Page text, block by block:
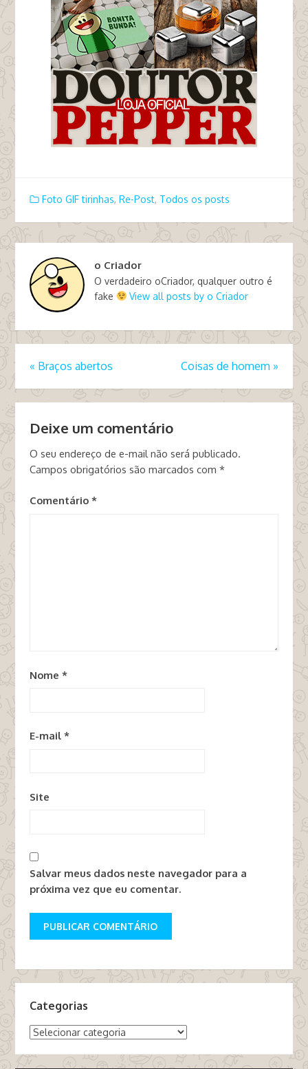
Foto GIF tirinhas, Re-Post, Todos os posts
o Criador
O verdadeiro oCriador, qualquer outro é
fake
View all posts by o Criador
« Braços abertos Coisas de homem »
Deixe um comentário
O seu endereço de e-mail não será publicado.
Campos obrigatórios são marcados com *
Comentário *
Nome *
E-mail *
Site
Salvar meus dados neste navegador para a
próxima vez que eu comentar.
Categorias
Categorias